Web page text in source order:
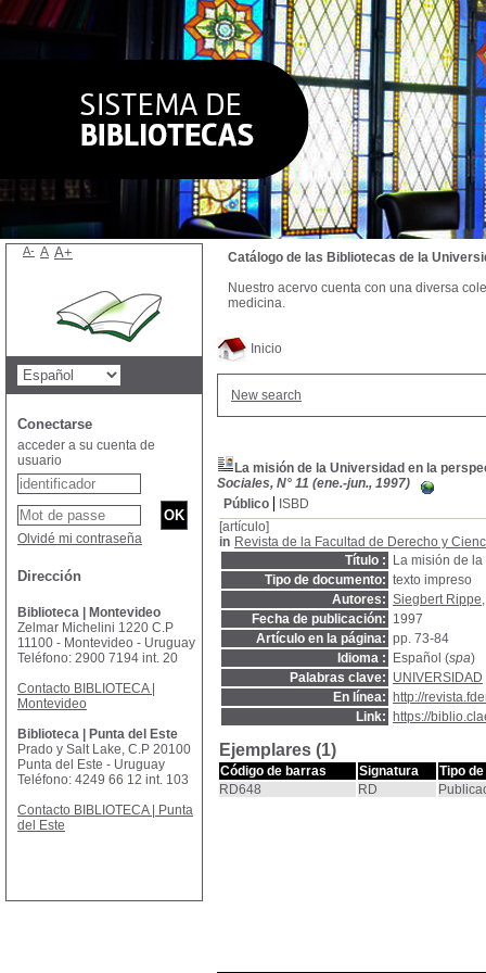
Inicio
New search
La misión de la Universidad en la
Sociales, N° 11 (ene.-jun., 1997)
Público
ISBD
[artículo]
in Revista de la Facultad de Derecho y
Título :
La misión de
Tipo de documento: texto impreso
Autores: Siegbert Rippe
Fecha de publicación: 1997
Artículo en la página: pp. 73-84
Idioma :
Español (spa)
Palabras clave: UNIVERSIDAD
En línea:
http://
Link:
https://
Ejemplares (1)
Código de barras Signatura
Tipo
RD648
RD
Catálogo de las Bibliotecas de la
Nuestro acervo cuenta con una diversa
medicina.
A- A A+
Conectarse
acceder a su cuenta de
usuario
Olvidé mi contraseña
Dirección
Biblioteca | Montevideo
Zelmar Michelini 1220 C.P
11100 - Montevideo - Uruguay
Teléfono: 2900 7194 int. 20
Contacto BIBLIOTECA |
Montevideo
Biblioteca | Punta del Este
Prado y Salt Lake, C.P 20100
Punta del Este - Uruguay
Teléfono: 4249 66 12 int. 103
Contacto BIBLIOTECA | Punta
del Este